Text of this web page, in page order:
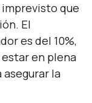
que
El
es del 10%,
en plena
la